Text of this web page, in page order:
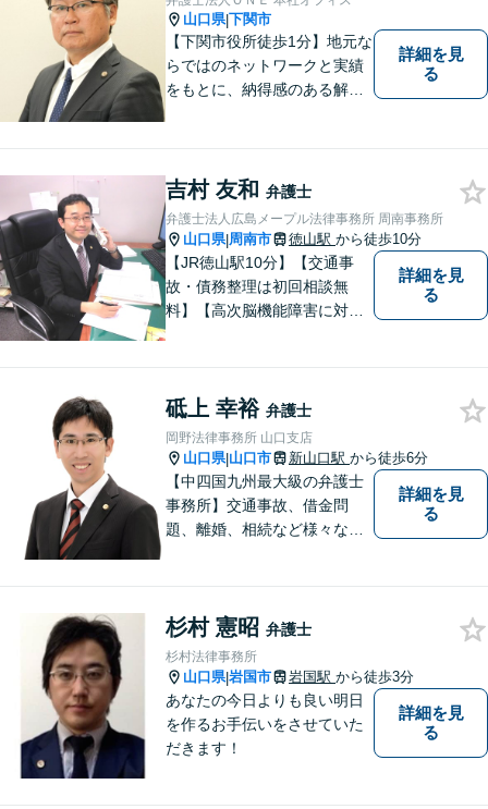
山口県|下関市
【下関市役所徒歩1分】地元な
らではのネットワークと実績
をもとに、納得感のある解決
詳細を見
る
吉村 友和 弁護士
弁護士法人広島メープル法律事務所 周南事務所
山口県|周南市 徳山駅 から徒歩10分
【JR徳山駅10分】【交通事
故・債務整理は初回相談無
料】【高次脳機能障害に対応
トナー」として、お客さまに
寄り添いますので、お気軽に
ご相談ください。
詳細を見
る
砥上 幸裕 弁護士
岡野法律事務所 山口支店
山口県|山口市 新山口駅 から徒歩6分
【中四国九州最大級の弁護士
事務所】交通事故、借金問
題、離婚、相続など様々な問
い！
詳細を見
る
杉村 憲昭 弁護士
杉村法律事務所
山口県|岩国市 岩国駅 から徒歩3分
あなたの今日よりも良い明日
を作るお手伝いをさせていた
だきます！
詳細を見
る